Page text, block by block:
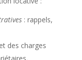
: rappels,
des charges